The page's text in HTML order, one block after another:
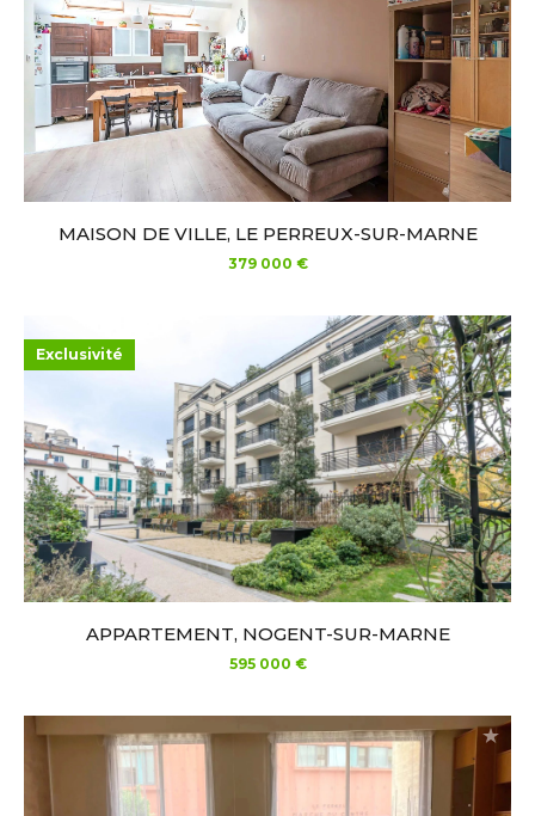
MAISON DE VILLE, LE PERREUX-SUR-MARNE
379 000 €
APPARTEMENT, NOGENT-SUR-MARNE
595 000 €
Exclusivité